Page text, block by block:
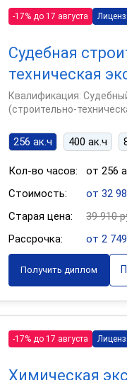
-17% до 17 августа
Судебная
техническая
Квалификация:
(строительно-
256 ак.ч 400 ак.ч
Кол-во часов:
от 256
Стоимость:
от 32
Старая цена:
39 910
Рассрочка:
от 2
Получить диплом
-17% до 17 августа
Химическая